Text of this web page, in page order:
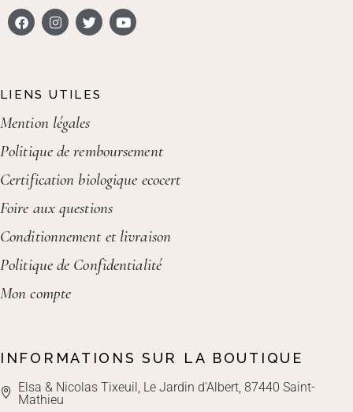
LIENS UTILES
Mention légales
Politique de remboursement
Certification biologique ecocert
Foire aux questions
Conditionnement et livraison
Politique de Confidentialité
Mon compte
INFORMATIONS SUR LA BOUTIQUE
Elsa & Nicolas Tixeuil, Le Jardin d'Albert, 87440 Saint-
Mathieu